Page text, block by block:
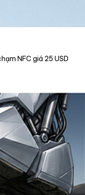
NFC giá 25 USD